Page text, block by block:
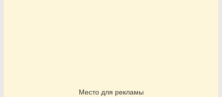
Место для рекламы